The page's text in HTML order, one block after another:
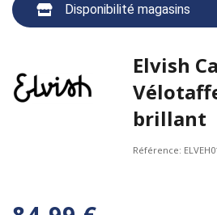
Disponibilité magasins
Elvish
brillant
Référence: